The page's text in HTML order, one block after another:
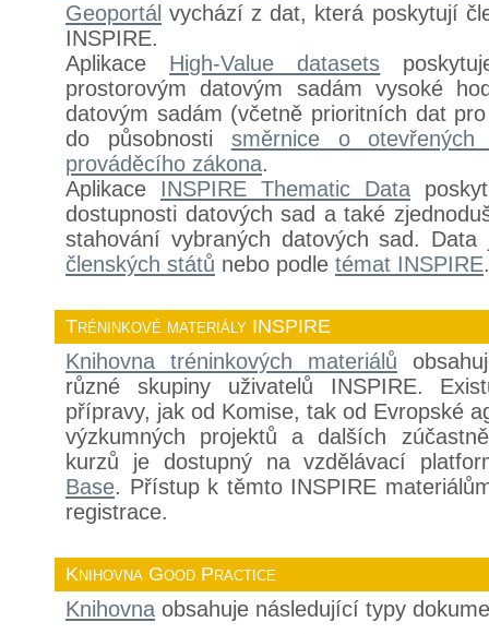
Geoportál vychází z dat, která poskytují
INSPIRE.
Aplikace High-Value datasets
prostorovým datovým sadám vysoké
datovým sadám (včetně prioritních dat
do působnosti směrnice o otevřených
prováděcího zákona.
Aplikace INSPIRE Thematic Data
dostupnosti datových sad a také
stahování vybraných datových sad.
členských států nebo podle témat INSPIRE.
Tréninkové materiály INSPIRE
Knihovna tréninkových materiálů
různé skupiny uživatelů INSPIRE.
přípravy, jak od Komise, tak od Evropské
výzkumných projektů a dalších
kurzů je dostupný na vzdělávací
Base. Přístup k těmto INSPIRE
registrace.
Knihovna Good Practice
Knihovna obsahuje následující typy